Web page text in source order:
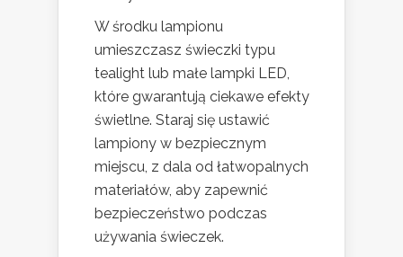
W środku lampionu
umieszczasz świeczki typu
tealight lub małe lampki LED,
które gwarantują ciekawe efekty
świetlne. Staraj się ustawić
lampiony w bezpiecznym
miejscu, z dala od łatwopalnych
materiałów, aby zapewnić
bezpieczeństwo podczas
używania świeczek.